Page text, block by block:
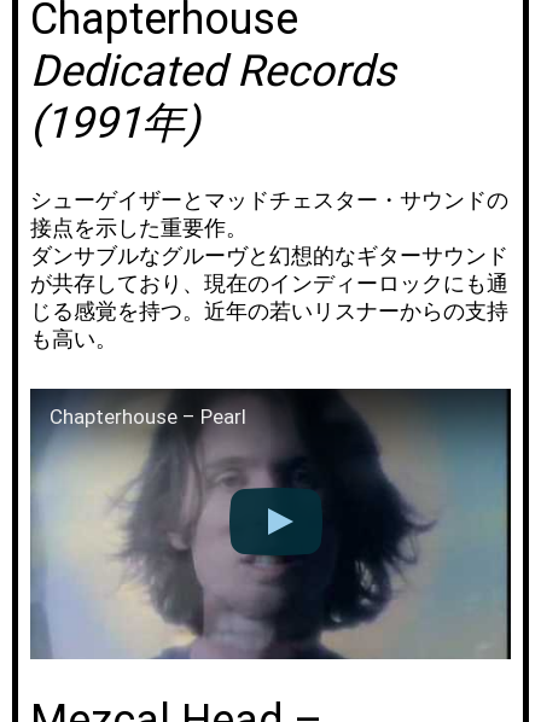
Chapterhouse
Dedicated Records
(1991年)
シューゲイザーとマッドチェスター・サウンドの
接点を示した重要作。
ダンサブルなグルーヴと幻想的なギターサウンド
が共存しており、現在のインディーロックにも通
じる感覚を持つ。近年の若いリスナーからの支持
も高い。
Chapterhouse – Pearl